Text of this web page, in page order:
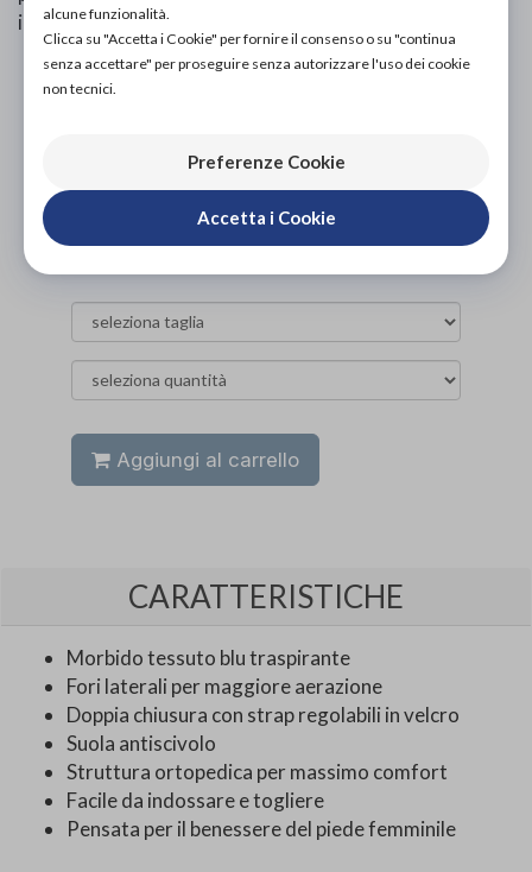
indossare.
PROVA E ACQUISTA IN NEGOZIO
PROVA E NOLEGGIA IN NEGOZIO
ACQUISTA ONLINE
DA89,00€
Aggiungi al carrello
CARATTERISTICHE
Morbido tessuto blu traspirante
Fori laterali per maggiore aerazione
Doppia chiusura con strap regolabili in velcro
Suola antiscivolo
Struttura ortopedica per massimo comfort
Facile da indossare e togliere
Pensata per il benessere del piede femminile
alcune funzionalità.
Clicca su "Accetta i Cookie" per fornire il consenso o su "continua
senza accettare" per proseguire senza autorizzare l'uso dei cookie
non tecnici.
Preferenze Cookie
Accetta i Cookie